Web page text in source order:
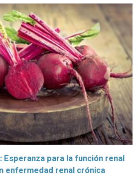
Esperanza para la función renal
enfermedad renal crónica